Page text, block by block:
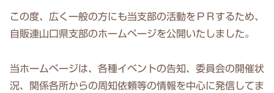
この度、広く一般の方にも当支部の活動をＰＲするため、
自販連山口県支部のホームページを公開いたしました。
当ホームページは、各種イベントの告知、委員会の開催状
況、関係各所からの周知依頼等の情報を中心に発信してま